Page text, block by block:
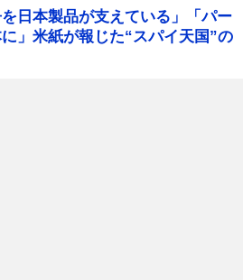
を日本製品が支えている」「パー
に」米紙が報じた“スパイ天国”の